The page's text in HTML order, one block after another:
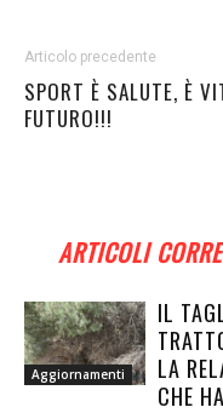
Articolo precedente
SPORT È SALUTE, È
FUTURO!!!
ARTICOLI
Aggiornamenti
IL
LA
CHE